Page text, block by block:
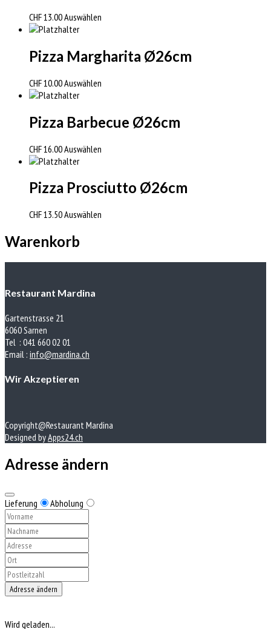
CHF13.00Auswählen
Pizza Margharita Ø26cm
CHF10.00Auswählen
Pizza Barbecue Ø26cm
CHF16.00Auswählen
Pizza Prosciutto Ø26cm
CHF13.50Auswählen
Warenkorb
Restaurant Mardina
Gartenstrasse 21
6060 Sarnen
Tel : 041 660 02 01
Email : info@mardina.ch
Wir Akzeptieren
Copyright@Restaurant Mardina
Designed byApps24.ch
Adresse ändern
Lieferung Abholung
Adresse ändern
Wird geladen...